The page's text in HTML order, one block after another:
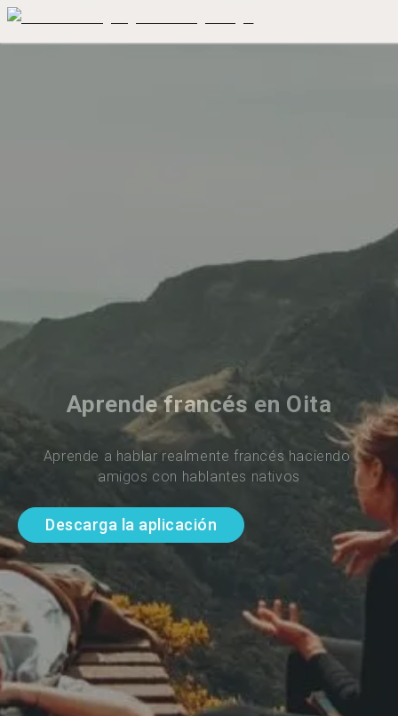
Aprende francés en Oita
Aprende a hablar realmente francés haciendo
amigos con hablantes nativos
Descarga la aplicación